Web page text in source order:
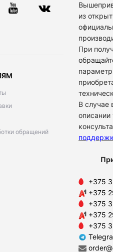
обращений
из
При
В случае
описании
+375
+375
+375
+375
+375